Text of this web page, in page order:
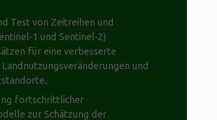
Test von Zeitreihen und
1 und Sentinel-2)
für eine verbesserte
und
fortschrittlicher
zur Schätzung der